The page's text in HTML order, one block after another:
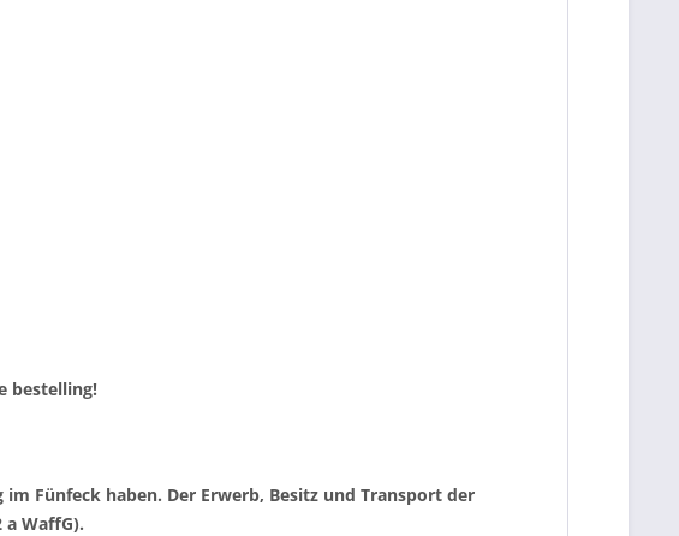
bestelling!
Fünfeck haben. Der Erwerb, Besitz und Transport der
WaffG).